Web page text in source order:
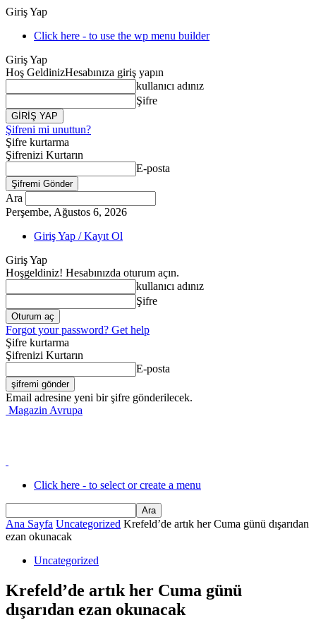
Giriş Yap
Click here - to use the wp menu builder
Giriş Yap
Hoş GeldinizHesabınıza giriş yapın
kullanıcı adınız
Şifre
Şifreni mi unuttun?
Şifre kurtarma
Şifrenizi Kurtarın
E-posta
Ara
Perşembe, Ağustos 6, 2026
Giriş Yap / Kayıt Ol
Giriş Yap
Hoşgeldiniz! Hesabınızda oturum açın.
kullanıcı adınız
Şifre
Forgot your password? Get help
Şifre kurtarma
Şifrenizi Kurtarın
E-posta
Email adresine yeni bir şifre gönderilecek.
Magazin Avrupa
Click here - to select or create a menu
Ana Sayfa Uncategorized Krefeld’de artık her Cuma günü dışarıdan
ezan okunacak
Uncategorized
Krefeld’de artık her Cuma günü
dışarıdan ezan okunacak